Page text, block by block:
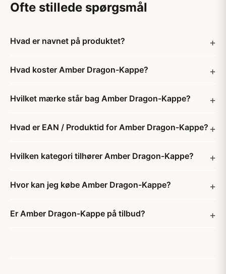
Ofte stillede spørgsmål
Hvad er navnet på produktet?
Hvad koster Amber Dragon-Kappe?
Hvilket mærke står bag Amber Dragon-Kappe?
Hvad er EAN / Produktid for Amber Dragon-Kappe?
Hvilken kategori tilhører Amber Dragon-Kappe?
Hvor kan jeg købe Amber Dragon-Kappe?
Er Amber Dragon-Kappe på tilbud?